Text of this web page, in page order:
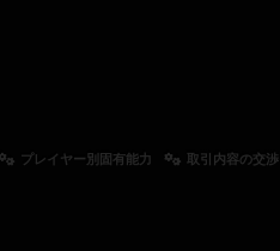
プレイヤー別固有能力 取引内容の交渉